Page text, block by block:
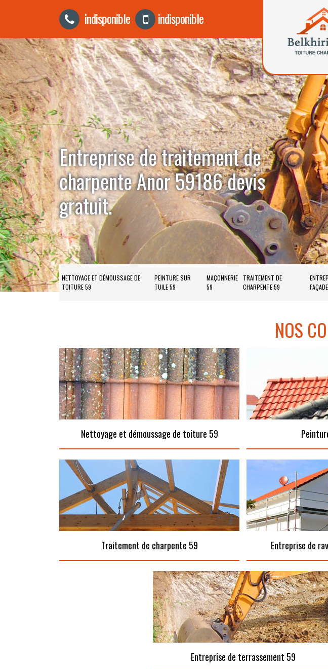
indisponible indisponible
Entreprise de traitement de
charpente Anor 59186 devis
gratuit.
NETTOYAGE ET DÉMOUSSAGE DE
TOITURE 59
PEINTURE SUR
TUILE 59
MAÇONNERIE
59
TRAITEMENT DE
CHARPENTE 59
NOS
Nettoyage et démoussage de toiture 59
Traitement de charpente 59 Entreprise de
Entreprise de terrassement 59